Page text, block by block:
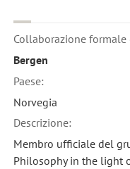
Collaborazione formale
Bergen
Paese:
Norvegia
Descrizione:
Membro ufficiale del
Philosophy in the light